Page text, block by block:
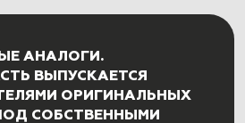
АНАЛОГИ.
ВЫПУСКАЕТСЯ
ОРИГИНАЛЬНЫХ
СОБСТВЕННЫМИ